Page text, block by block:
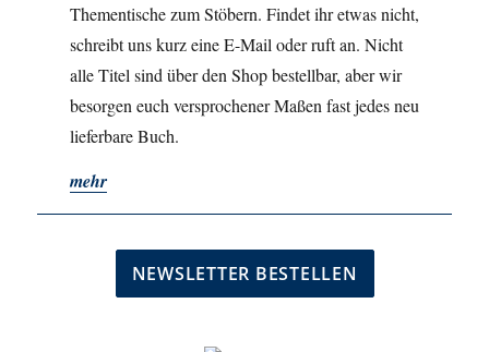
Thementische zum Stöbern. Findet ihr etwas nicht,
schreibt uns kurz eine E-Mail oder ruft an. Nicht
alle Titel sind über den Shop bestellbar, aber wir
besorgen euch versprochener Maßen fast jedes neu
lieferbare Buch.
mehr